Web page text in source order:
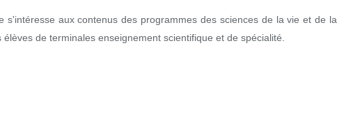
s'intéresse aux contenus des programmes des sciences de la vie et de la
élèves de terminales enseignement scientifique et de spécialité.